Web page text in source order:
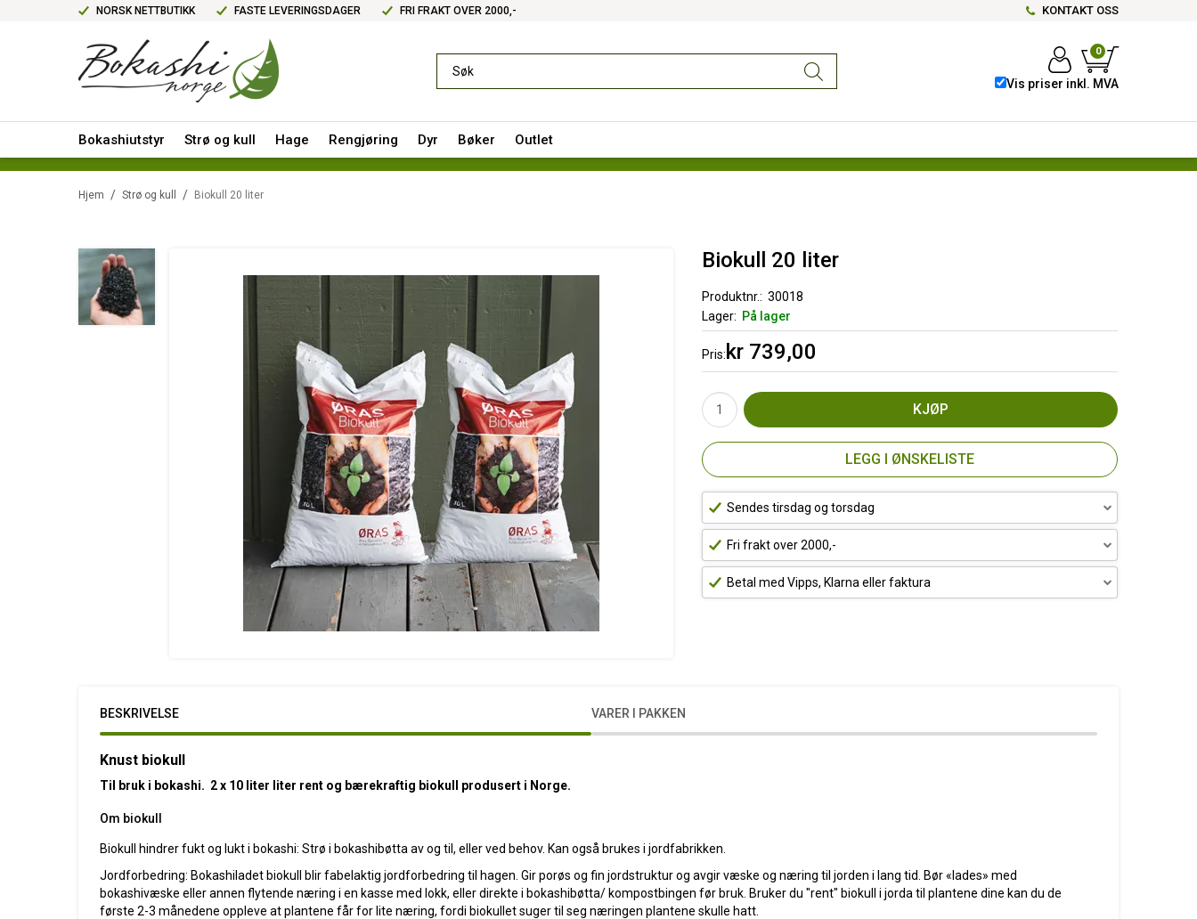
NORSK NETTBUTIKK FASTE LEVERINGSDAGER FRI FRAKT OVER 2000,- KONTAKT OSS
0
Vis priser inkl. MVA
Bokashiutstyr Strø og kull Hage Rengjøring Dyr Bøker Outlet
/
Hjem /
Strø og kull Biokull 20 liter
Biokull 20 liter
Produktnr.
30018
Lager
På lager
Pris kr 739,00
KJØP
LEGG I ØNSKELISTE
Sendes tirsdag og torsdag
Fri frakt over 2000,-
Betal med Vipps, Klarna eller faktura
BESKRIVELSE VARER I PAKKEN
Knust biokull
Til bruk i bokashi. 2 x 10 liter liter rent og bærekraftig biokull produsert i Norge.
Om biokull
Biokull hindrer fukt og lukt i bokashi: Strø i bokashibøtta av og til, eller ved behov. Kan også brukes i jordfabrikken.
Jordforbedring: Bokashiladet biokull blir fabelaktig jordforbedring til hagen. Gir porøs og fin jordstruktur og avgir væske og næring til jorden i lang tid. Bør «lades» med
bokashivæske eller annen flytende næring i en kasse med lokk, eller direkte i bokashibøtta/ kompostbingen før bruk. Bruker du "rent" biokull i jorda til plantene dine kan du de
første 2-3 månedene oppleve at plantene får for lite næring, fordi biokullet suger til seg næringen plantene skulle hatt.